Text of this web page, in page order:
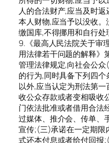
人的合法财产,应当及时
本人财物,应当予以没收
缴国库,不得挪用和自行处
9.《最高人民法院关于审
用法律若干问题的解释》
管理法律规定,向社会公
的行为,同时具备下列四
以外,应当认定为刑法第
收公众存款或者变相吸收
门依法批准或者借用合法
过媒体、推介会、传单、
宣传;(三)承诺在一定期限
式还本付息或者给付回报